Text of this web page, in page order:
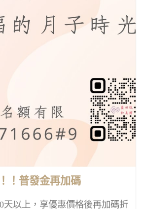
！普發金再加碼
天以上，享優惠價格後再加碼折